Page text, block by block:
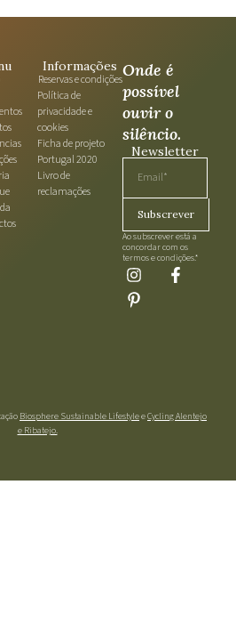
Informações
Reservas e condições​
Política de
privacidade e
cookies​
Ficha de projeto
Portugal 2020
Livro de
reclamações​
Onde é
possível
ouvir o
silêncio.
Newsletter
Subscrever
Ao subscrever está a
concordar com os
termos e condições.*​
Biosphere Sustainable LifestyleeCycling Alentejo
e Ribatejo.